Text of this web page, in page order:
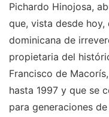
Pichardo Hinojosa,
que, vista desde
dominicana de
propietaria del
Francisco de
hasta 1997 y que se
para generaciones